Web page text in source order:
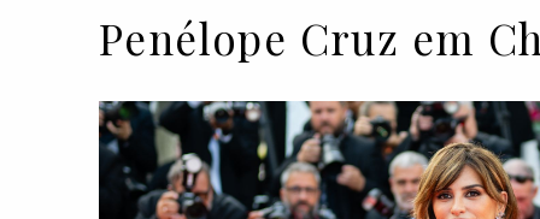
Penélope Cruz em